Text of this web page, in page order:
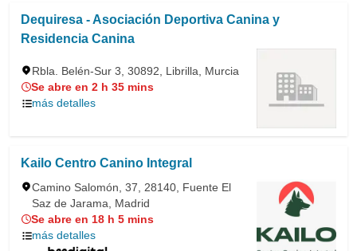
Dequiresa - Asociación Deportiva Canina y
Residencia Canina
Rbla. Belén-Sur 3, 30892, Librilla, Murcia
Se abre en 2 h 35 mins
más detalles
Kailo Centro Canino Integral
Camino Salomón, 37, 28140, Fuente El
Saz de Jarama, Madrid
Se abre en 18 h 5 mins
más detalles